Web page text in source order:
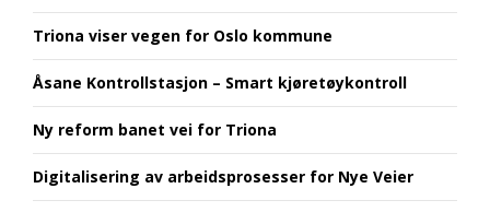
Triona viser vegen for Oslo kommune
Åsane Kontrollstasjon – Smart kjøretøykontroll
Ny reform banet vei for Triona
Digitalisering av arbeidsprosesser for Nye Veier